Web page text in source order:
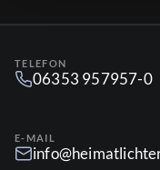
TELEFON
06353 957957-0
E-MAIL